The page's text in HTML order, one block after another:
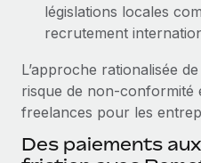
En savoir plus
Comment Phiture gère
répartis dans 19 pays
Phiture, un leader notable du
croissance mobile
législations locales
recrutement
L’approche rationalisée
risque de non‑conformité
freelances pour les
Des paiements